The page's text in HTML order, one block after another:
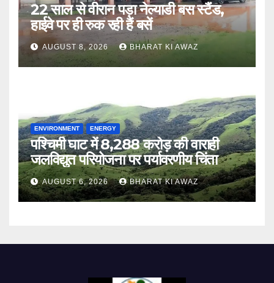
22 साल से वीरान पड़ा नेल्याडी बस स्टैंड,
हाईवे पर ही रुक रही हैं बसें
AUGUST 8, 2026 BHARAT KI AWAZ
ENVIRONMENT ENERGY
पश्चिमी घाट में 8,288 करोड़ की वाराही
जलविद्युत परियोजना पर पर्यावरणीय चिंता
AUGUST 6, 2026 BHARAT KI AWAZ